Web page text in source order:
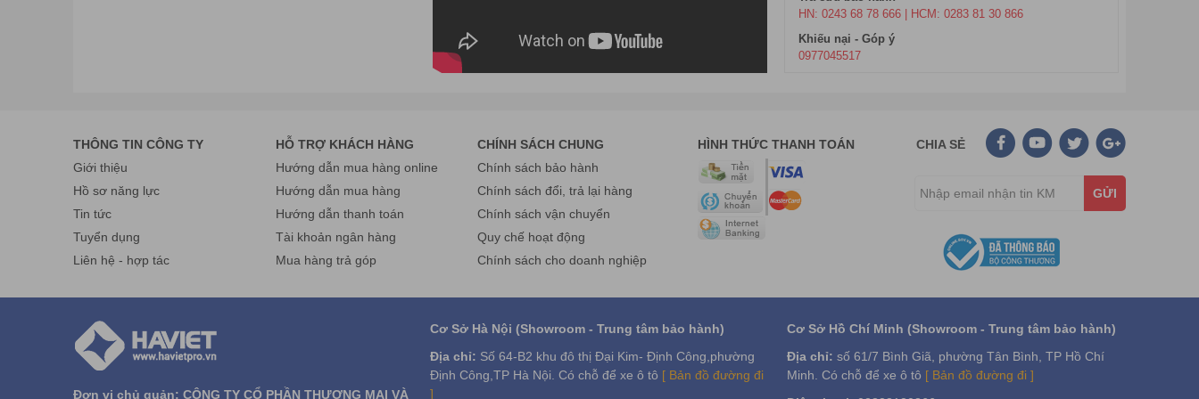
HN: 0243 68 78 666 | HCM: 0283 81 30 866
Khiếu nại - Góp ý
0977045517
THÔNG TIN CÔNG TY
Giới thiệu
Hồ sơ năng lực
Tin tức
Tuyển dụng
Liên hệ - hợp tác
HỖ TRỢ KHÁCH HÀNG
Hướng dẫn mua hàng online
Hướng dẫn mua hàng
Hướng dẫn thanh toán
Tài khoản ngân hàng
Mua hàng trả góp
CHÍNH SÁCH CHUNG
Chính sách bảo hành
Chính sách đổi, trả lại hàng
Chính sách vận chuyển
Quy chế hoạt động
Chính sách cho doanh nghiệp
HÌNH THỨC THANH TOÁN CHIA SẺ
GỬI
Đơn vị chủ quản: CÔNG TY CỔ PHẦN THƯƠNG MẠI VÀ
Cơ Sở Hà Nội (Showroom - Trung tâm bảo hành)
Địa chỉ: Số 64-B2 khu đô thị Đại Kim- Định Công,phường
Định Công,TP Hà Nội. Có chỗ để xe ô tô [ Bản đồ đường đi
]
Cơ Sở Hồ Chí Minh (Showroom - Trung tâm bảo hành)
Địa chỉ: số 61/7 Bình Giã, phường Tân Bình, TP Hồ Chí
Minh. Có chỗ để xe ô tô [ Bản đồ đường đi ]